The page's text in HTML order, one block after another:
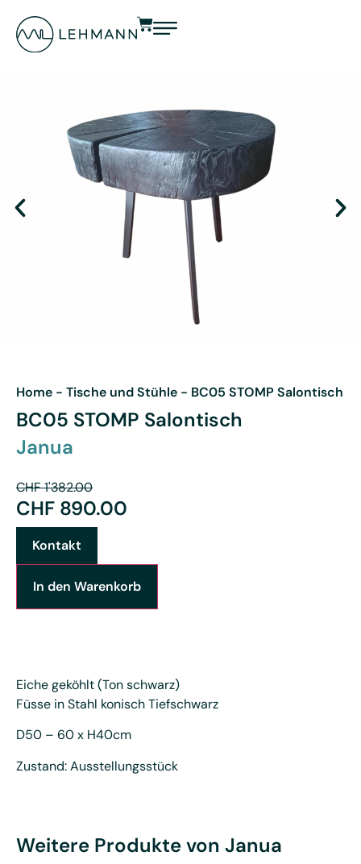
Home - Tische und Stühle - BC05 STOMP Salontisch
BC05 STOMP Salontisch
Janua
CHF1'382.00
CHF 890.00
Kontakt
In den Warenkorb
Eiche geköhlt (Ton schwarz)
Füsse in Stahl konisch Tiefschwarz
D50 – 60 x H40cm
Zustand: Ausstellungsstück
Weitere Produkte von Janua